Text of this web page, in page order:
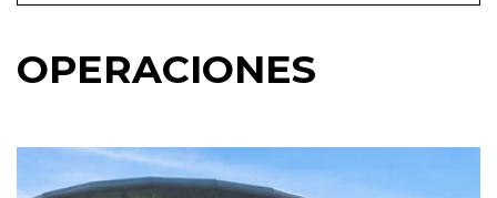
OPERACIONES